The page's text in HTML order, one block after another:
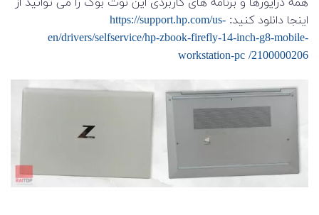
اینجا دانلود کنید: https://support.hp.com/us-
en/drivers/selfservice/hp-zbook-firefly-14-inch-g8-mobile-
workstation-pc /2100000206